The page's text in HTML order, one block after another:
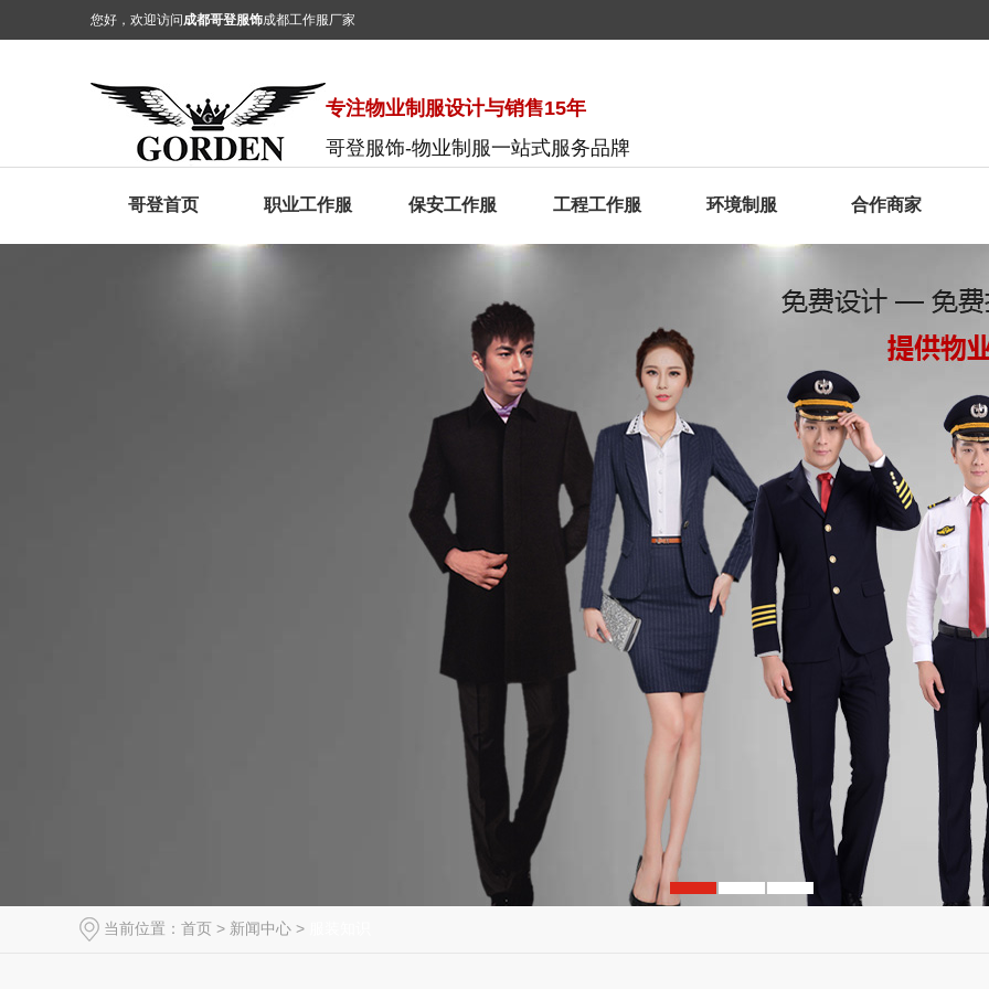
您好，欢迎访问成都哥登服饰成都工作服厂家
专注物业制服设计与销售15年
哥登服饰-物业制服一站式服务品牌
哥登首页 职业工作服 保安工作服 工程工作服 环境制服 合作商家
当前位置： 首页 > 新闻中心 >